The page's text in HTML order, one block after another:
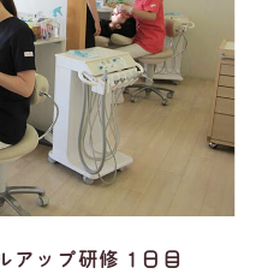
アップ研修 1日目